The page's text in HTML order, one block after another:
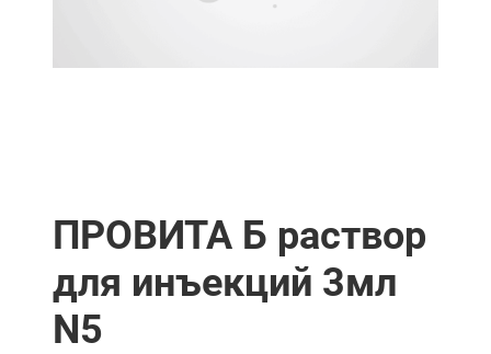
ПРОВИТА Б раствор
для инъекций 3мл
N5